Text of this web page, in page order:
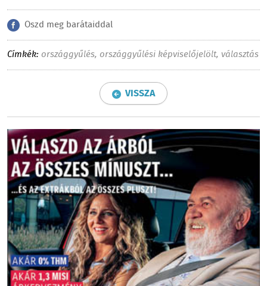
Oszd meg barátaiddal
Címkék: országgyűlés, országgyűlési képviselőjelölt, választás
VISSZA